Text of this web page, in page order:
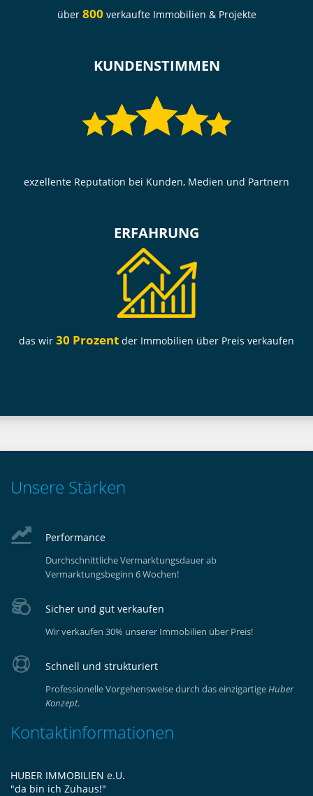
über 800 verkaufte Immobilien & Projekte
KUNDENSTIMMEN
exzellente Reputation bei Kunden, Medien und Partnern
ERFAHRUNG
das wir 30 Prozent der Immobilien über Preis verkaufen
Unsere Stärken
Performance
Durchschnittliche Vermarktungsdauer ab
Vermarktungsbeginn 6 Wochen!
Sicher und gut verkaufen
Wir verkaufen 30% unserer Immobilien über Preis!
Schnell und strukturiert
Professionelle Vorgehensweise durch das einzigartigeHuber
Konzept.
Kontaktinformationen
HUBER IMMOBILIEN e.U.
"da bin ich Zuhaus!"